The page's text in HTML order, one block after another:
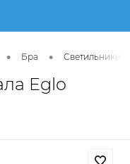
• Бра • Светильники
Eglo